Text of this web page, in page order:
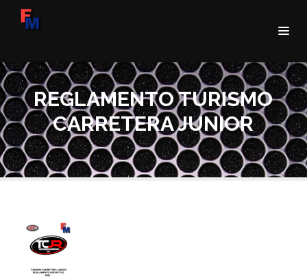
REGLAMENTO TURISMO
CARRETERA JUNIOR